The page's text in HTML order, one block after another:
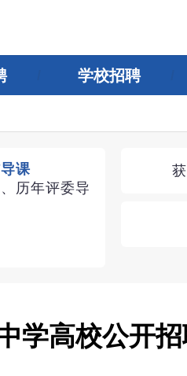
学校招聘
课
历年评委导
湖南教师
学高校公开